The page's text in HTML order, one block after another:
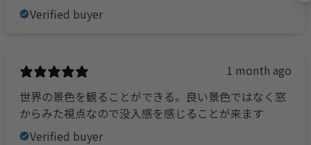
Verified buyer
1 month ago
世界の景色を観ることができる。良い景色ではなく窓
からみた視点なので没入感を感じることが来ます
Verified buyer